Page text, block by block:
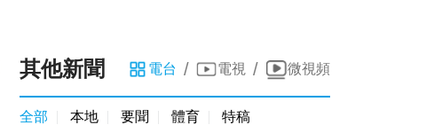
其他新聞 電台 / 電視 / 微視頻
全部 本地 要聞 體育 特稿